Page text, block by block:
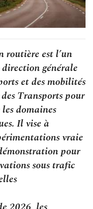
routière est l’un
générale
et des mobilités
Transports pour
domaines
Il vise à
vraie
pour
sous trafic